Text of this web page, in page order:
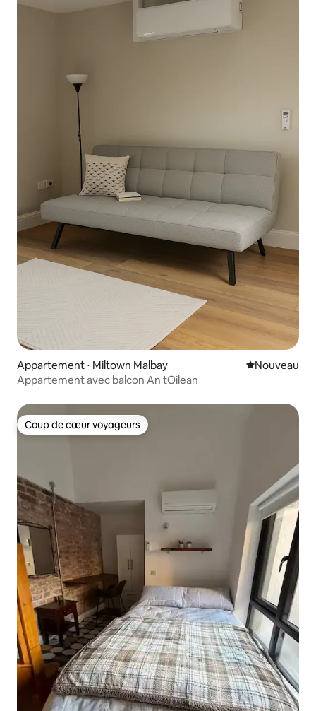
Appartement ⋅ Miltown Malbay Nouvel
Nouveau
Appartement avec balcon An tOilean
Coup de cœur voyageurs
Coup de cœur voyageurs